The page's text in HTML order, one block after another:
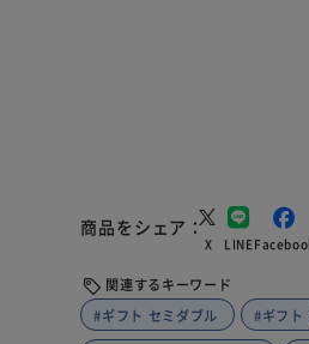
商品をシェア
X LINE
関連するキーワード
#ギフト セミダブル
#ギフト